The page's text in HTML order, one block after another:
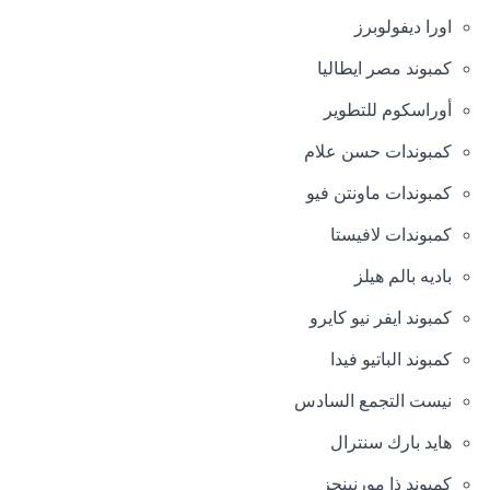
اورا ديفولوبرز
كمبوند مصر ايطاليا
أوراسكوم للتطوير
كمبوندات حسن علام
كمبوندات ماونتن فيو
كمبوندات لافيستا
باديه بالم هيلز
كمبوند ايفر نيو كايرو
كمبوند الباتيو فيدا
نيست التجمع السادس
هايد بارك سنترال
كمبوند ذا مورنينجز